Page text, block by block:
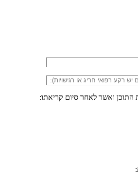
ואשר לאחר סיום קריאתו: